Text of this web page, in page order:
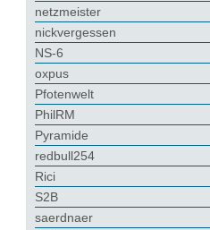
netzmeister
nickvergessen
NS-6
oxpus
Pfotenwelt
PhilRM
Pyramide
redbull254
Rici
S2B
saerdnaer